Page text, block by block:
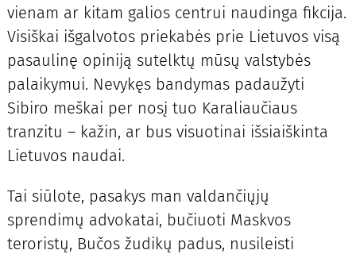
vienam ar kitam galios centrui naudinga fikcija.
Visiškai išgalvotos priekabės prie Lietuvos visą
pasaulinę opiniją sutelktų mūsų valstybės
palaikymui. Nevykęs bandymas padaužyti
Sibiro meškai per nosį tuo Karaliaučiaus
tranzitu – kažin, ar bus visuotinai išsiaiškinta
Lietuvos naudai.
Tai siūlote, pasakys man valdančiųjų
sprendimų advokatai, bučiuoti Maskvos
teroristų, Bučos žudikų padus, nusileisti